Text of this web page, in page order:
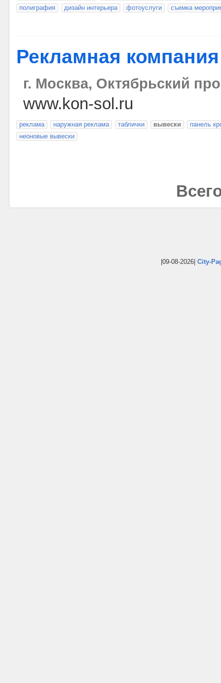
полиграфия
дизайн интерьера фотоуслуги съемка
Рекламная
г. Москва, Октябрьский
www.kon-sol.ru
реклама наружная реклама таблички вывески
панель
неоновые вывески
|09-08-2026| City-